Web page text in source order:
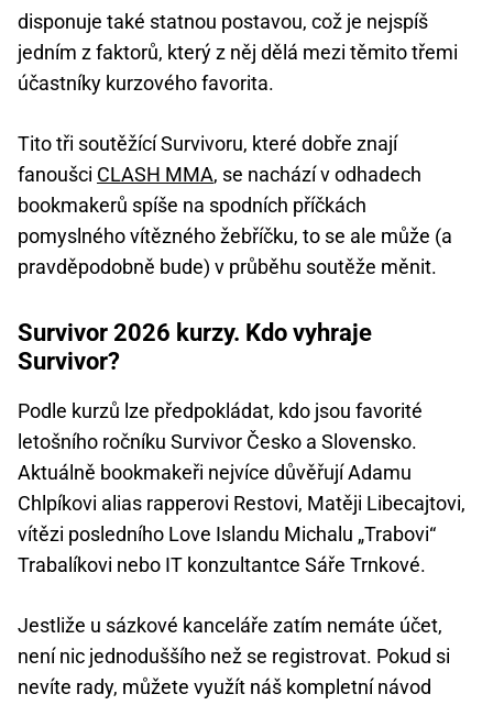
disponuje také statnou postavou, což je nejspíš
jedním z faktorů, který z něj dělá mezi těmito třemi
účastníky kurzového favorita.
Tito tři soutěžící Survivoru, které dobře znají
fanoušci CLASH MMA, se nachází v odhadech
bookmakerů spíše na spodních příčkách
pomyslného vítězného žebříčku, to se ale může (a
pravděpodobně bude) v průběhu soutěže měnit.
Survivor 2026 kurzy. Kdo vyhraje
Survivor?
Podle kurzů lze předpokládat, kdo jsou favorité
letošního ročníku Survivor Česko a Slovensko.
Aktuálně bookmakeři nejvíce důvěřují Adamu
Chlpíkovi alias rapperovi Restovi, Matěji Libecajtovi,
vítězi posledního Love Islandu Michalu „Trabovi“
Trabalíkovi nebo IT konzultantce Sáře Trnkové.
Jestliže u sázkové kanceláře zatím nemáte účet,
není nic jednoduššího než se registrovat. Pokud si
nevíte rady, můžete využít náš kompletní návod